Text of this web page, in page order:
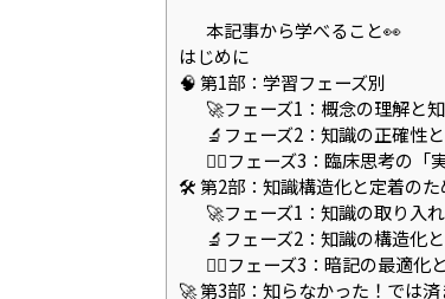
本記事から学べること👀
はじめに
🧠 第1部：学習フェーズ別
🚀フェーズ1：概念の理解と
🔬フェーズ2：知識の正確性
👨‍⚕️フェーズ3：臨床思考の「
🛠️ 第2部：知識構造化と定着のた
🚀フェーズ1：知識の取り入
🔬フェーズ2：知識の構造化
👨‍⚕️フェーズ3：暗記の最適化
🚀 第3部：知らなかった！では